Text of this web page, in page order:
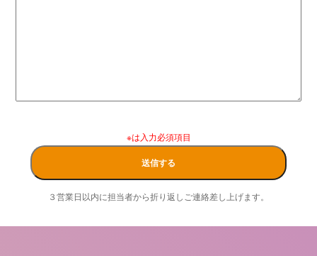
※は入力必須項目
送信する
３営業日以内に担当者から折り返しご連絡差し上げます。